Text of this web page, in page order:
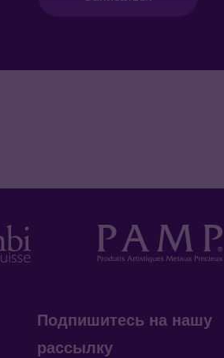
Подпишитесь на нашу
рассылку